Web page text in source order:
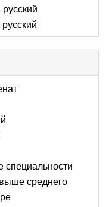
collapse
contents
русский
русский
специальности
выше среднего